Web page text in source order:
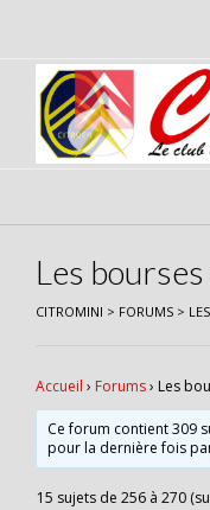
content
Les
CITROMINI > FORUMS >
Accueil › Forums› Les
Ce forum contient 309
pour la dernière fois
15 sujets de 256 à 270